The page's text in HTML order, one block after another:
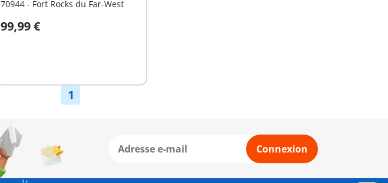
70944 - Fort Rocks du Far-West
99,99 €
1
Connexion